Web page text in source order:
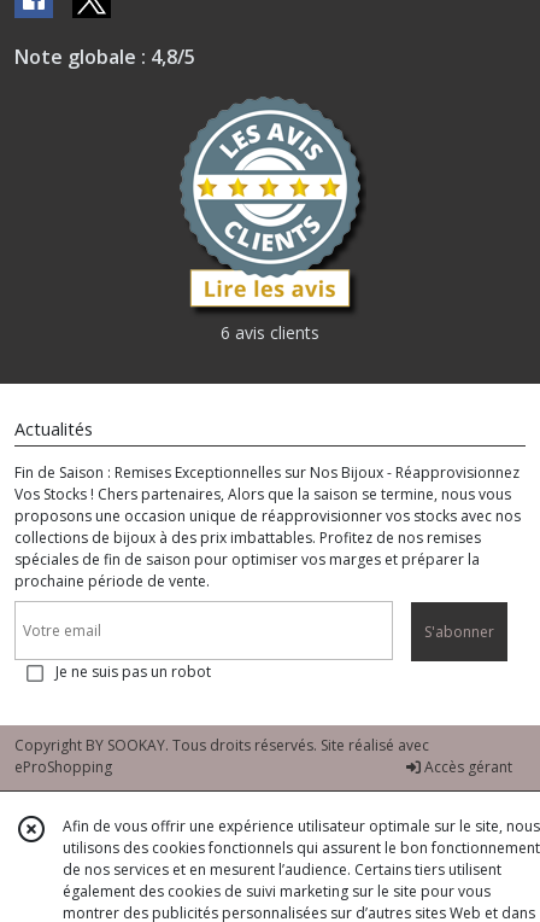
Note globale : 4,8/5
6 avis clients
Actualités
Fin de Saison : Remises Exceptionnelles sur Nos Bijoux - Réapprovisionnez
Vos Stocks ! Chers partenaires, Alors que la saison se termine, nous vous
proposons une occasion unique de réapprovisionner vos stocks avec nos
collections de bijoux à des prix imbattables. Profitez de nos remises
spéciales de fin de saison pour optimiser vos marges et préparer la
prochaine période de vente.
S'abonner
Je ne suis pas un robot
Copyright BY SOOKAY. Tous droits réservés. Site réalisé avec
eProShopping
Accès gérant
Afin de vous offrir une expérience utilisateur optimale sur le site, nous
utilisons des cookies fonctionnels qui assurent le bon fonctionnement
de nos services et en mesurent l’audience. Certains tiers utilisent
également des cookies de suivi marketing sur le site pour vous
montrer des publicités personnalisées sur d’autres sites Web et dans